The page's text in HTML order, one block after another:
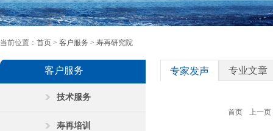
当前位置： 首页 > 客户服务 > 寿再研究院
客户服务
技术服务
寿再培训
专家发声 专业文章
首页 上一页